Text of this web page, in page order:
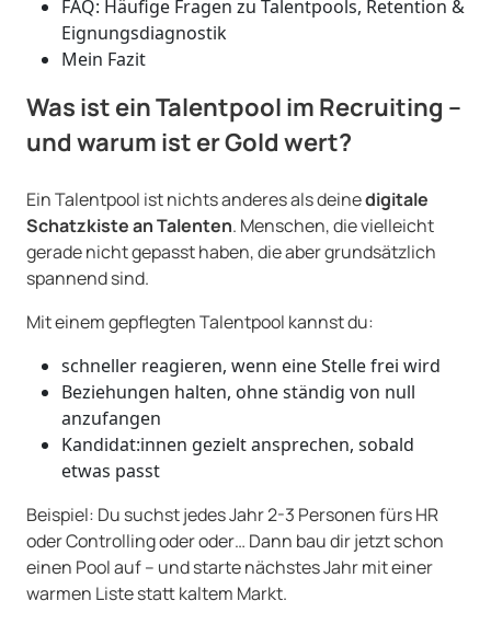
FAQ: Häufige Fragen zu Talentpools, Retention &
Eignungsdiagnostik
Mein Fazit
Was ist ein Talentpool im Recruiting –
und warum ist er Gold wert?
Ein Talentpool ist nichts anderes als deinedigitale
Schatzkiste an Talenten. Menschen, die vielleicht
gerade nicht gepasst haben, die aber grundsätzlich
spannend sind.
Mit einem gepflegten Talentpool kannst du:
schneller reagieren, wenn eine Stelle frei wird
Beziehungen halten, ohne ständig von null
anzufangen
Kandidat:innen gezielt ansprechen, sobald
etwas passt
Beispiel: Du suchst jedes Jahr 2-3 Personen fürs HR
oder Controlling oder oder… Dann bau dir jetzt schon
einen Pool auf – und starte nächstes Jahr mit einer
warmen Liste statt kaltem Markt.